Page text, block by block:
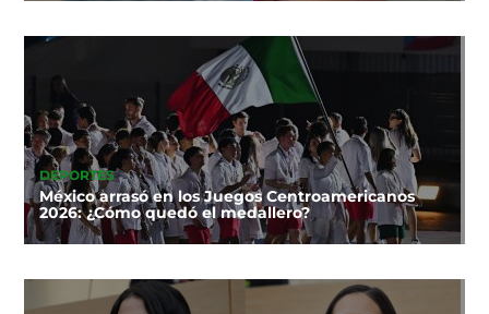
DEPORTES
México arrasó en los Juegos Centroamericanos
2026: ¿Cómo quedó el medallero?